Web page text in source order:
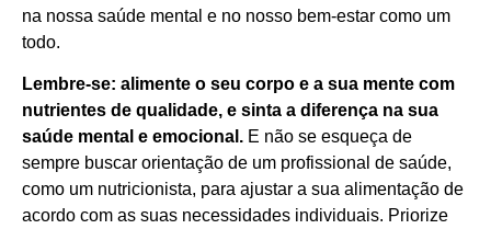
na nossa saúde mental e no nosso bem-estar como um
todo.
Lembre-se: alimente o seu corpo e a sua mente com
nutrientes de qualidade, e sinta a diferença na sua
saúde mental e emocional. E não se esqueça de
sempre buscar orientação de um profissional de saúde,
como um nutricionista, para ajustar a sua alimentação de
acordo com as suas necessidades individuais. Priorize